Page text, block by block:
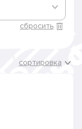
сбросить
сортировка